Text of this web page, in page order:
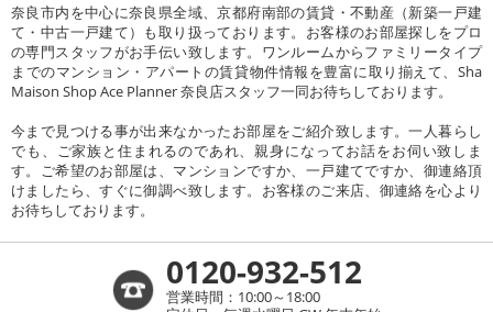
奈良市内を中心に奈良県全域、京都府南部の賃貸・不動産（新築一戸建
て・中古一戸建て）も取り扱っております。お客様のお部屋探しをプロ
の専門スタッフがお手伝い致します。ワンルームからファミリータイプ
までのマンション・アパートの賃貸物件情報を豊富に取り揃えて、Sha
Maison Shop Ace Planner 奈良店スタッフ一同お待ちしております。
今まで見つける事が出来なかったお部屋をご紹介致します。一人暮らし
でも、ご家族と住まれるのであれ、親身になってお話をお伺い致しま
す。ご希望のお部屋は、マンションですか、一戸建てですか、御連絡頂
けましたら、すぐに御調べ致します。お客様のご来店、御連絡を心より
お待ちしております。
0120-932-512
営業時間：10:00～18:00